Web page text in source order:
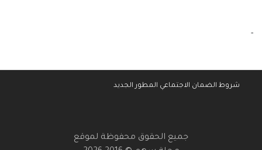
-
شروط الضمان الاجتماعي المطور الجديد
جميع الحقوق محفوظة لموقع